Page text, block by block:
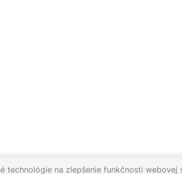
technológie na zlepšenie funkčnosti webovej